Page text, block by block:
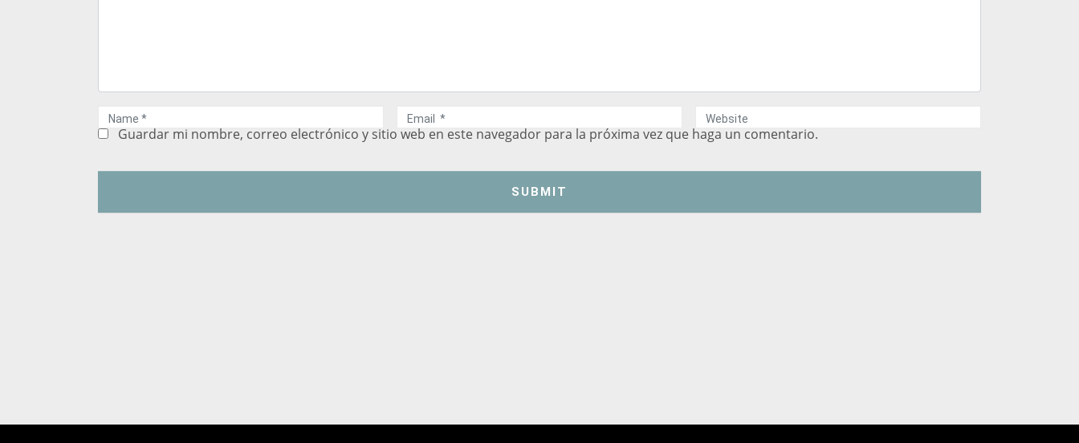
m
m
a
*
W
b
t
Guardar mi nombre, correo electrónico y sitio web en este navegador para la próxima vez que haga un comentario.
SUBMIT